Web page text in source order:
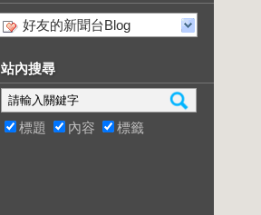
好友的新聞台Blog
站內搜尋
標題 內容 標籤